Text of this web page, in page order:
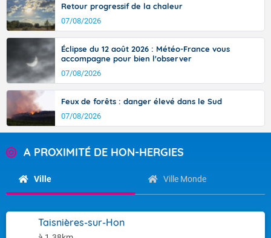
Retour progressif de la chaleur
07/08/2026
Éclipse du 12 août 2026 : Météo-France vous
accompagne pour bien l'observer
07/08/2026
Feux de forêts : danger élevé dans le Sud
07/08/2026
A PROXIMITÉ DE HON-HERGIES
Ville Ville Monde
Taisnières-sur-Hon